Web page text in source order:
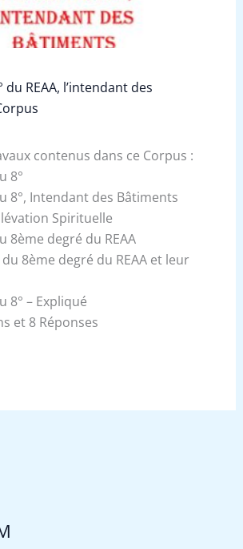
du REAA, l’intendant des
contenus dans ce Corpus :
8°
8°, Intendant des Bâtiments
Spirituelle
8ème degré du REAA
8ème degré du REAA et leur
8° – Expliqué
et 8 Réponses